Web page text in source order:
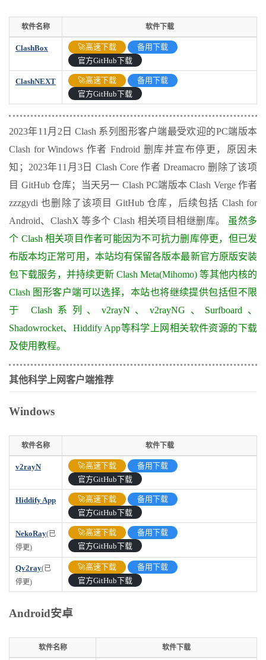
软件名称 软件下载
软件名称 软件下载
ClashBox 🚀高速下载
备用下载
官方GitHub下载
ClashNEXT 🚀高速下载
备用下载
官方GitHub下载
2023年11月2日 Clash 系列图形客户端最受欢迎的PC端版本
Clash for Windows 作者 Fndroid 删库并宣布停更，原因未
知；2023年11月3日 Clash Core 作者 Dreamacro 删除了该项
目 GitHub 仓库；当天另一 Clash PC端版本 Clash Verge 作者
zzzgydi 也删除了该项目 GitHub 仓库，后续包括 Clash for
Android、ClashX 等多个 Clash 相关项目相继删库。
虽然多
个 Clash 相关项目作者可能因为不可抗力删库停更，但已发
布版本均正常可用，本站均有保留各版本最新官方原版安装
包下载服务，并持续更新 Clash Meta(Mihomo) 等其他内核的
Clash 图形客户端可以选择，本站也将继续提供包括但不限
于 Clash系列、v2rayN、v2rayNG、Surfboard、
Shadowrocket、Hiddify App等科学上网相关软件资源的下载
及使用教程。
其他科学上网客户端推荐
Windows
软件名称 软件下载
软件名称 软件下载
v2rayN 🚀高速下载
备用下载
官方GitHub下载
Hiddify App 🚀高速下载
备用下载
官方GitHub下载
NekoRay(已
停更)
🚀高速下载
备用下载
官方GitHub下载
Qv2ray(已
停更)
🚀高速下载
备用下载
官方GitHub下载
Android安卓
软件名称 软件下载